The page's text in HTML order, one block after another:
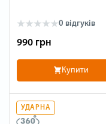
0 відгуків
990 грн
Купити
УДАРНА